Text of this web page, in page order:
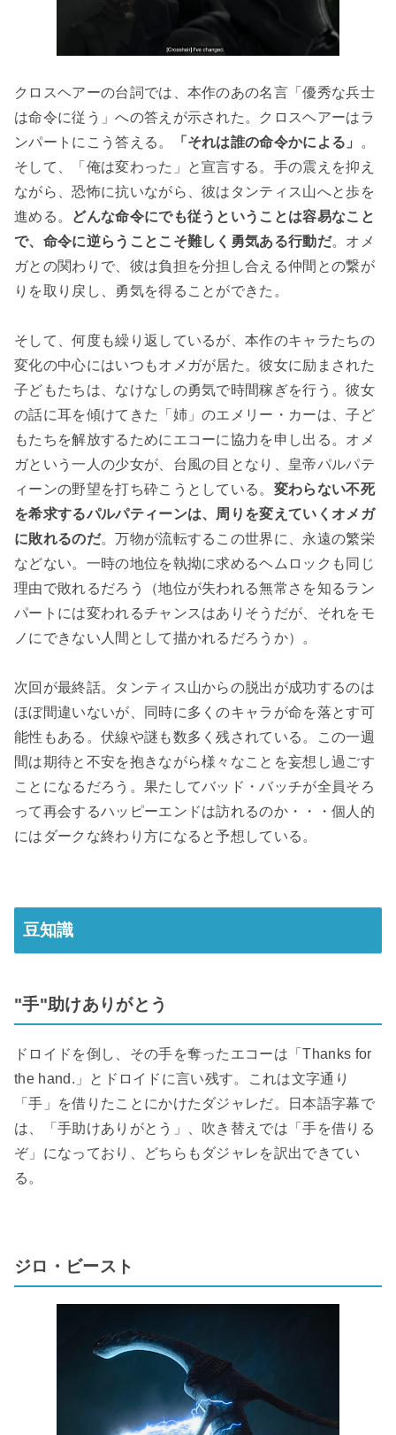
クロスヘアーの台詞では、本作のあの名言「優秀な兵士
は命令に従う」への答えが示された。クロスヘアーはラ
ンパートにこう答える。
「それは誰の命令かによる」
。
そして、「俺は変わった」と宣言する。手の震えを抑え
ながら、恐怖に抗いながら、彼はタンティス山へと歩を
進める。
どんな命令にでも従うということは容易なこと
で、命令に逆らうことこそ難しく勇気ある行動だ。オメ
ガとの関わりで、彼は負担を分担し合える仲間との繋が
りを取り戻し、勇気を得ることができた。
そして、何度も繰り返しているが、本作のキャラたちの
変化の中心にはいつもオメガが居た。彼女に励まされた
子どもたちは、なけなしの勇気で時間稼ぎを行う。彼女
の話に耳を傾けてきた「姉」のエメリー・カーは、子ど
もたちを解放するためにエコーに協力を申し出る。オメ
ガという一人の少女が、台風の目となり、皇帝パルパテ
ィーンの野望を打ち砕こうとしている。 変わらない不死
を希求するパルパティーンは、周りを変えていくオメガ
に敗れるのだ。万物が流転するこの世界に、永遠の繁栄
などない。一時の地位を執拗に求めるヘムロックも同じ
理由で敗れるだろう（地位が失われる無常さを知るラン
パートには変われるチャンスはありそうだが、それをモ
ノにできない人間として描かれるだろうか）。
次回が最終話。タンティス山からの脱出が成功するのは
ほぼ間違いないが、同時に多くのキャラが命を落とす可
能性もある。伏線や謎も数多く残されている。この一週
間は期待と不安を抱きながら様々なことを妄想し過ごす
ことになるだろう。果たしてバッド・バッチが全員そろ
って再会するハッピーエンドは訪れるのか・・・個人的
にはダークな終わり方になると予想している。
豆知識
"手"助けありがとう
ドロイドを倒し、その手を奪ったエコーは「Thanks for
the hand.」とドロイドに言い残す。これは文字通り
「手」を借りたことにかけたダジャレだ。日本語字幕で
は、「手助けありがとう」、吹き替えでは「手を借りる
ぞ」になっており、どちらもダジャレを訳出できてい
る。
ジロ・ビースト